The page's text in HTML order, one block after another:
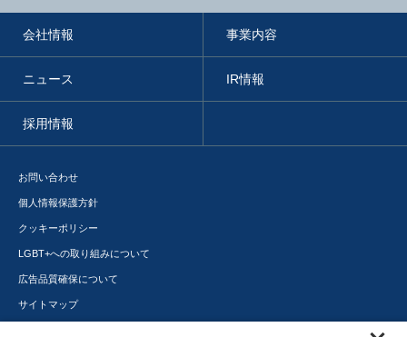
会社情報 事業内容
ニュース IR情報
採用情報
お問い合わせ
個人情報保護方針
クッキーポリシー
LGBT+への取り組みについて
広告品質確保について
サイトマップ